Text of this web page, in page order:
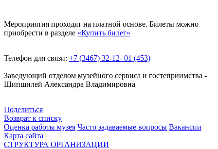
Мероприятия проходят на платной основе. Билеты можно
приобрести в разделе «Купить билет»
Телефон для связи: +7 (3467) 32-12- 01 (453)
Заведующий отделом музейного сервиса и гостеприимства -
Шипшилей Александра Владимировна
Поделиться
Возврат к списку
Оценка работы музея Часто задаваемые вопросы Вакансии
Карта сайта
СТРУКТУРА ОРГАНИЗАЦИИ